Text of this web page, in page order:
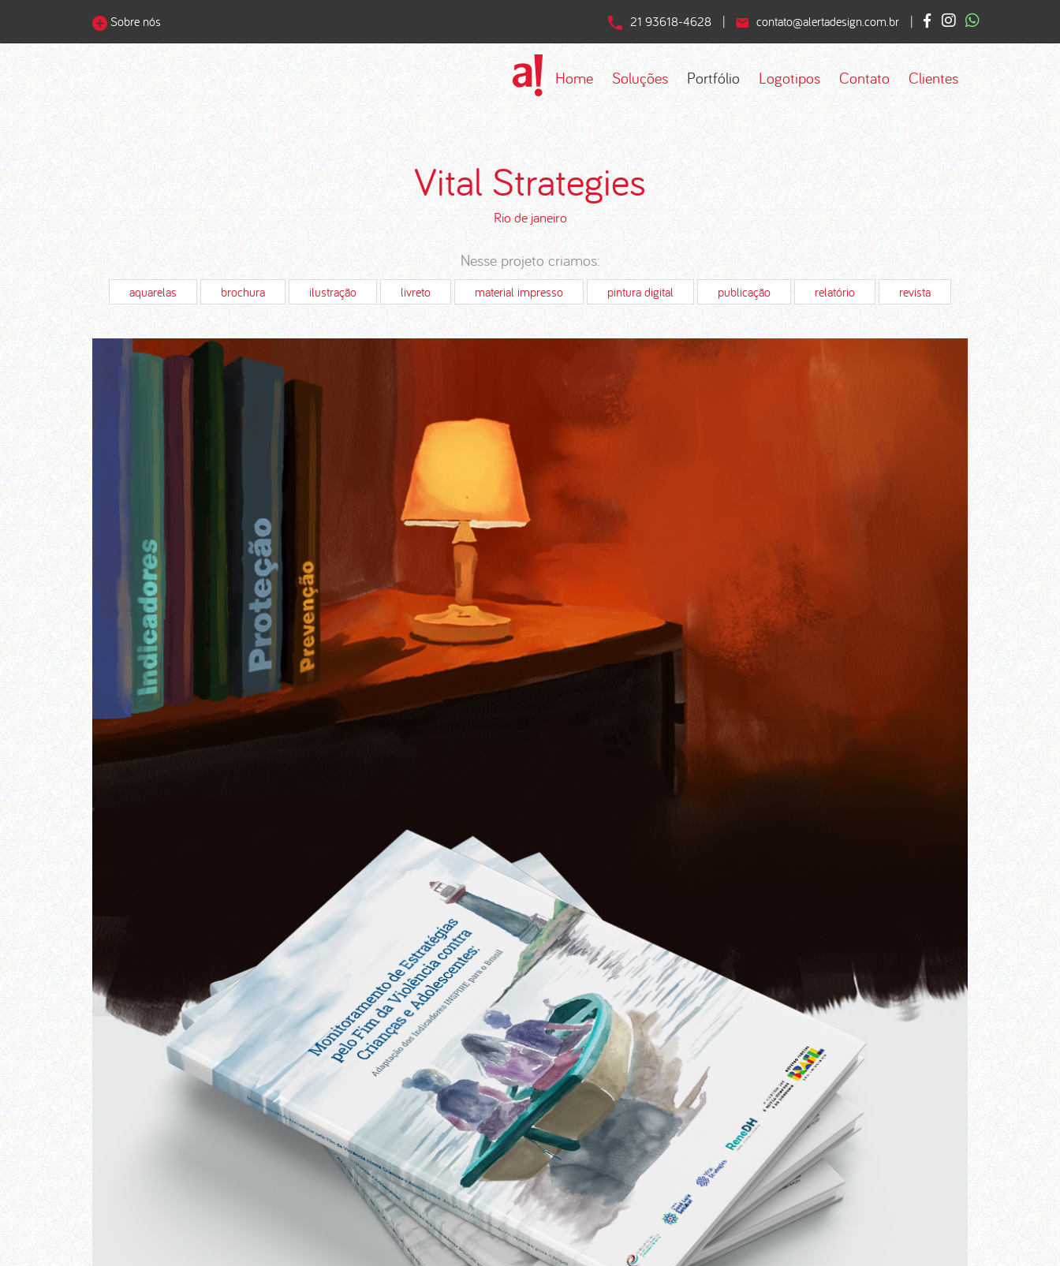
Sobre nós 21 93618-4628 | contato@alertadesign.com.br |
Home Soluções Portfólio Logotipos Contato Clientes
Vital Strategies
Rio de janeiro
Nesse projeto criamos:
aquarelas brochura ilustração livreto material impresso pintura digital publicação relatório revista